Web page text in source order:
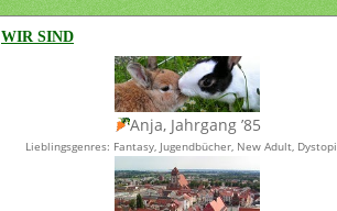
WIR SIND
Anja, Jahrgang ’85
Lieblingsgenres: Fantasy, Jugendbücher, New Adult,